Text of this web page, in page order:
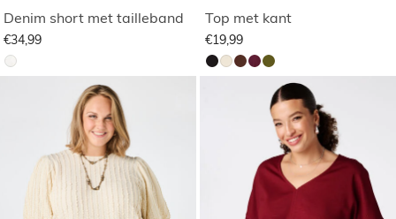
Denim short met tailleband
€34,99
Top met kant
€19,99